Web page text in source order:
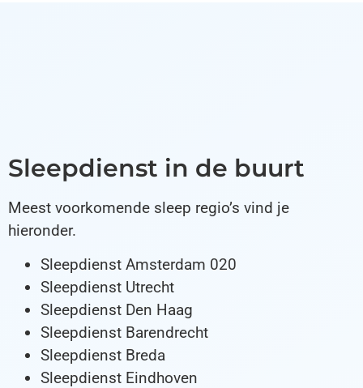
Sleepdienst in de buurt
Meest voorkomende sleep regio’s vind je
hieronder.
Sleepdienst Amsterdam 020
Sleepdienst Utrecht
Sleepdienst Den Haag
Sleepdienst Barendrecht
Sleepdienst Breda
Sleepdienst Eindhoven